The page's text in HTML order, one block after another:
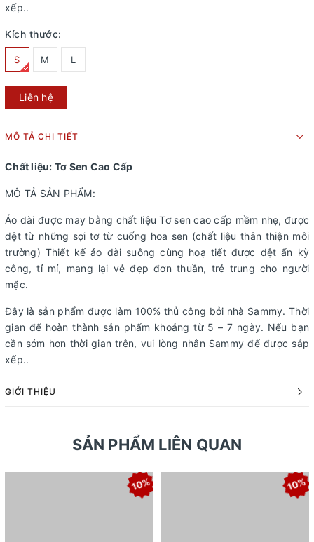
xếp..
Kích thước:
S M L
Liên hệ
MÔ TẢ CHI TIẾT
Chất liệu: Tơ Sen Cao Cấp
MÔ TẢ SẢN PHẨM:
Áo dài được may bằng chất liệu Tơ sen cao cấp mềm nhẹ, được
dệt từ những sợi tơ từ cuống hoa sen (chất liệu thân thiện môi
trường) Thiết kế áo dài suông cùng hoạ tiết được dệt ẩn kỳ
công, tỉ mỉ, mang lại vẻ đẹp đơn thuần, trẻ trung cho người
mặc.
Đây là sản phẩm được làm 100% thủ công bởi nhà Sammy. Thời
gian để hoàn thành sản phẩm khoảng từ 5 – 7 ngày. Nếu bạn
cần sớm hơn thời gian trên, vui lòng nhắn Sammy để được sắp
xếp..
GIỚI THIỆU
SẢN PHẨM LIÊN QUAN
10% 10%